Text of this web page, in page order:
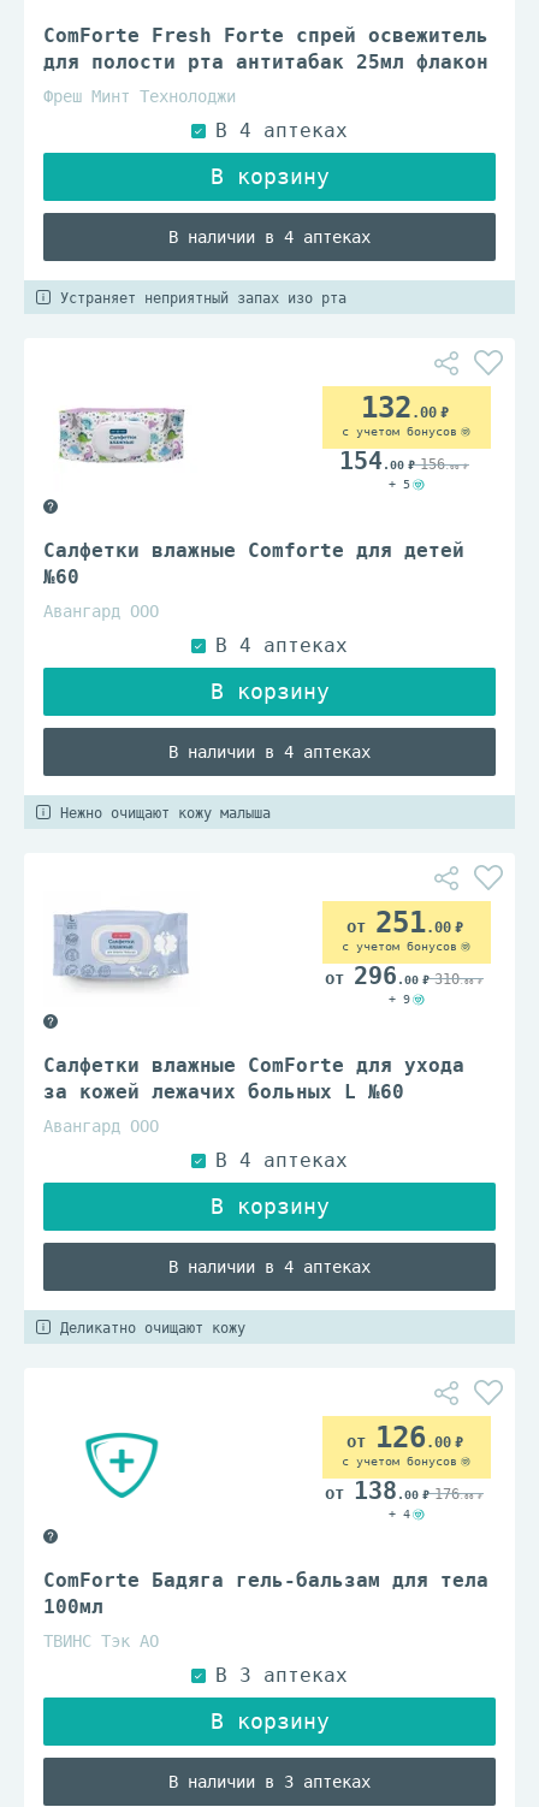
ComForte Fresh Forte спрей освежитель
для полости рта антитабак 25мл флакон
Фреш Минт Технолоджи
В наличии в 4 аптеках
Устраняет неприятный запах изо рта
Салфетки влажные Comforte для детей
№60
Авангард ООО
В наличии в 4 аптеках
132 .00
с учетом бонусов
154.00 156.00
+ 5
Нежно очищают кожу малыша
Салфетки влажные ComForte для ухода
за кожей лежачих больных L №60
Авангард ООО
В наличии в 4 аптеках
251.00
с учетом бонусов
296 .00 310.00
+ 9
Деликатно очищают кожу
ComForte Бадяга гель-бальзам для тела
100мл
ТВИНС Тэк АО
В наличии в 3 аптеках
126.00
с учетом бонусов
138 .00 176.00
+ 4